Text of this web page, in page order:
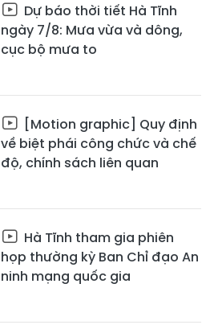
Dự báo thời tiết Hà Tĩnh
ngày 7/8: Mưa vừa và dông,
cục bộ mưa to
[Motion graphic] Quy định
về biệt phái công chức và chế
độ, chính sách liên quan
Hà Tĩnh tham gia phiên
họp thường kỳ Ban Chỉ đạo An
ninh mạng quốc gia